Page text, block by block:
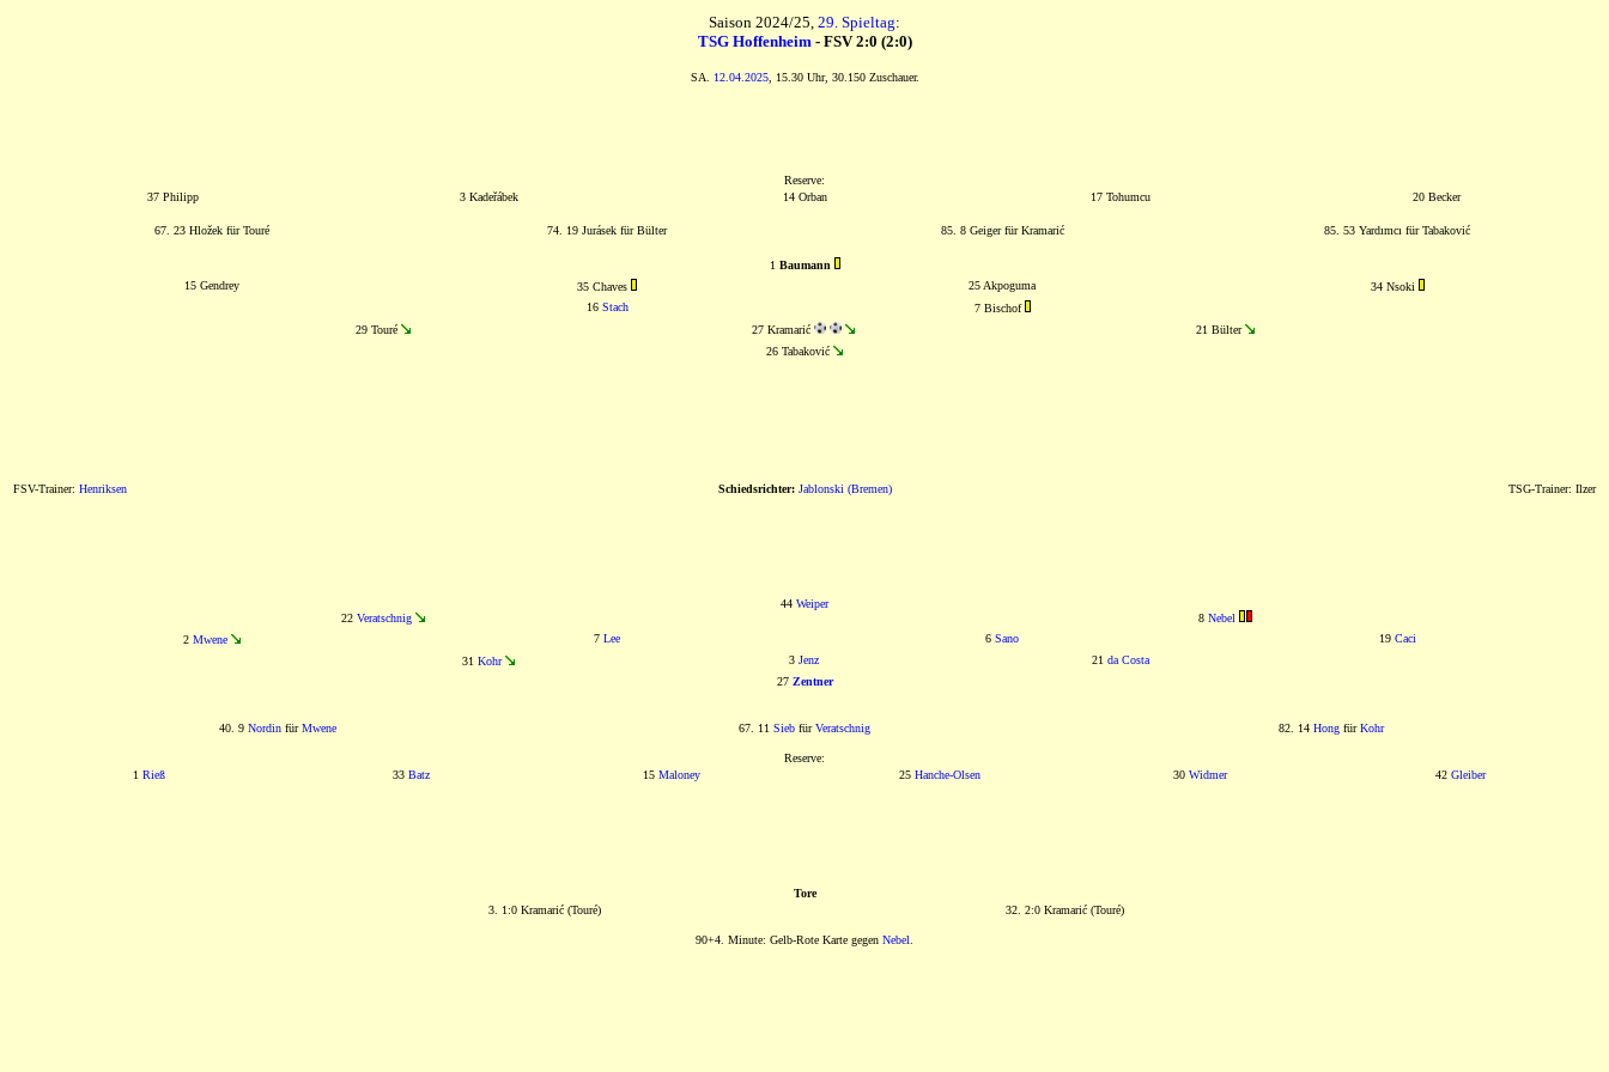
Saison 2024/25, 29. Spieltag:
TSG Hoffenheim- FSV 2:0 (2:0)
SA. 12.04.2025, 15.30 Uhr, 30.150 Zuschauer.
Reserve:
37 Philipp
3 Kadeřábek 14 Orban 17 Tohumcu 20 Becker
67. 23 Hložek für Touré 74. 19 Jurásek für Bülter 85. 8 Geiger für Kramarić 85. 53 Yardımcı für Tabaković
1 Baumann
15 Gendrey
35 Chaves 25 Akpoguma
34 Nsoki
16 Stach
7 Bischof
29 Touré
27 Kramarić
21 Bülter
26 Tabaković
FSV-Trainer: Henriksen Schiedsrichter: Jablonski (Bremen) TSG-Trainer: Ilzer
22 Veratschnig
44 Weiper
8 Nebel
2 Mwene 7 Lee 6 Sano 19 Caci
31 Kohr 3 Jenz 21 da Costa
27 Zentner
40. 9 Nordin fürMwene 67. 11 Sieb fürVeratschnig 82. 14 Hong fürKohr
Reserve:
1 Rieß 33 Batz 15 Maloney 25 Hanche-Olsen 30 Widmer 42 Gleiber
Tore
3. 1:0 Kramarić (Touré)
32. 2:0 Kramarić (Touré)
90+4. Minute: Gelb-Rote Karte gegen Nebel